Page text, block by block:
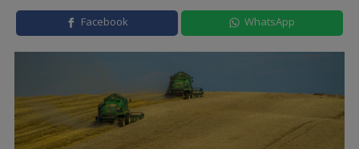
Facebook WhatsApp